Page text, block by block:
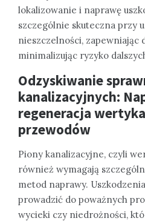
lokalizowanie i naprawę
szczególnie skuteczna przy
nieszczelności, zapewniając
minimalizując ryzyko
Odzyskiwanie
kanalizacyjnych:
regeneracja
przewodów
Piony kanalizacyjne, czyli
również wymagają
metod naprawy.
prowadzić do poważnych
wycieki czy niedrożności,